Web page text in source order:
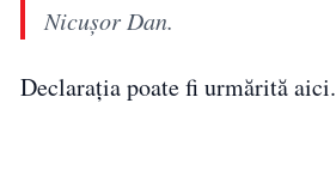
Nicușor Dan.
Declarația poate fi urmărită aici.